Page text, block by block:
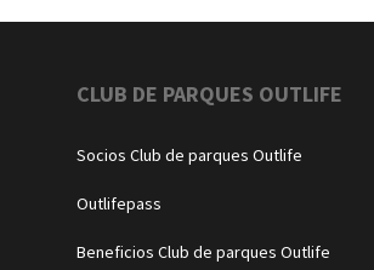
CLUB DE PARQUES OUTLIFE
Socios Club de parques Outlife
Outlifepass
Beneficios Club de parques Outlife